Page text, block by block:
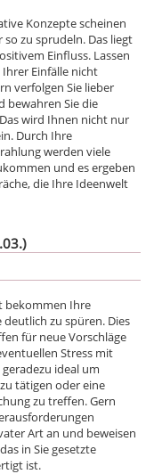
Konzepte scheinen
zu sprudeln. Das liegt
Einfluss. Lassen
Einfälle nicht
verfolgen Sie lieber
bewahren Sie die
wird Ihnen nicht nur
Durch Ihre
werden viele
und es ergeben
die Ihre Ideenwelt
bekommen Ihre
zu spüren. Dies
für neue Vorschläge
Stress mit
ideal um
tätigen oder eine
zu treffen. Gern
Art an und beweisen
in Sie gesetzte
ist.